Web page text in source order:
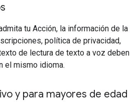
tu Acción, la información de la
política de privacidad,
de lectura de texto a voz deben
el mismo idioma.
y para mayores de edad